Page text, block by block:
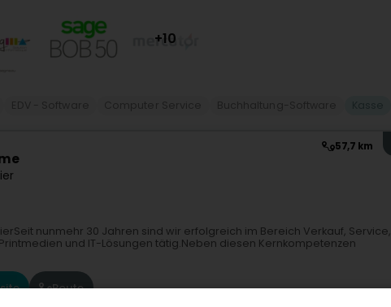
+10
57,7 km
nunmehr 30 Jahren sind wir erfolgreich im Bereich Verkauf, Service,
und IT-Lösungen tätig.Neben diesen Kernkompetenzen
Route